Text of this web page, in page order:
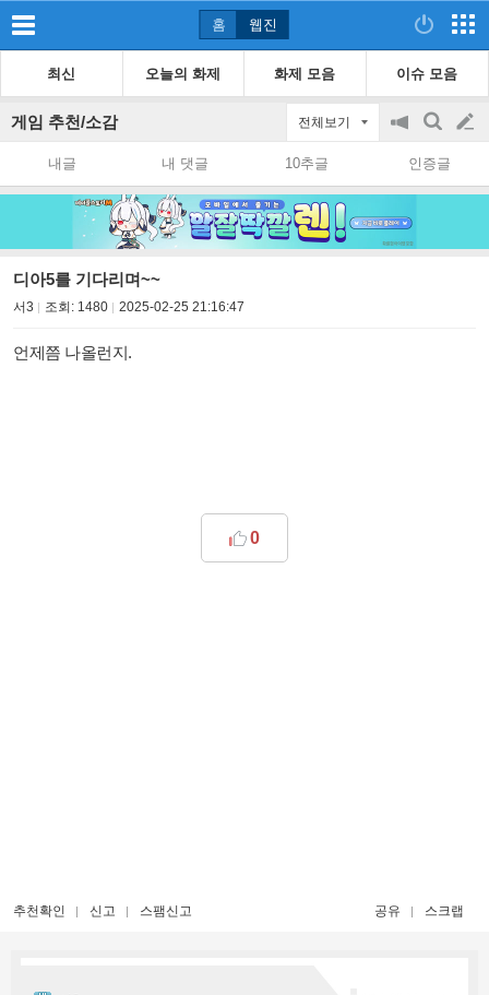
홈 웹진
최신 오늘의 화제 화제 모음 이슈 모음
게임 추천/소감 전체보기
공
on/off
검
색
글
쓰
내글 내 댓글 10추글 인증글
디아5를 기다리며~~
서3 조회: 1480 2025-02-25 21:16:47
언제쯤 나올런지.
0
추천확인 신고 스팸신고 공유 스크랩